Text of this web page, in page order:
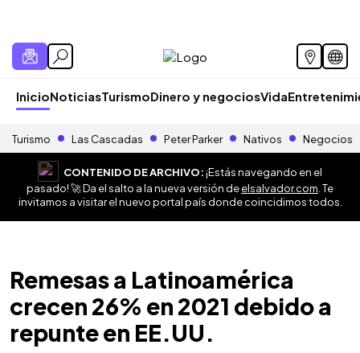
InicioNoticiasTurismoDinero y negociosVida
Turismo Las Cascadas Peter Parker Nativos Negocios
CONTENIDO DE ARCHIVO:¡Estás navegando en el
pasado! 🚀 Da el salto a la nueva versión deelsalvador.com . Te
invitamos a visitar el nuevo portal país donde coincidimos todos.
Remesas a Latinoamérica
crecen 26% en 2021 debido a
repunte en EE.UU.